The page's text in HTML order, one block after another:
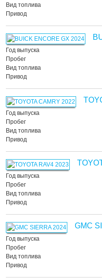
Вид топлива
Привод
Год выпуска
Пробег
Вид топлива
Привод
Год выпуска
Пробег
Вид топлива
Привод
Год выпуска
Пробег
Вид топлива
Привод
GMC
Год выпуска
Пробег
Вид топлива
Привод